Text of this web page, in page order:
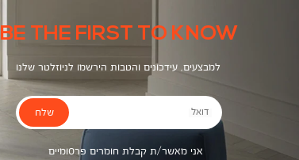
BE THE FIRST TO KNOW
למבצעים, עידכונים והטבות הירשמו לניוזלטר שלנו
דואל
אני מאשר/ת קבלת חומרים פרסומיים
שלח